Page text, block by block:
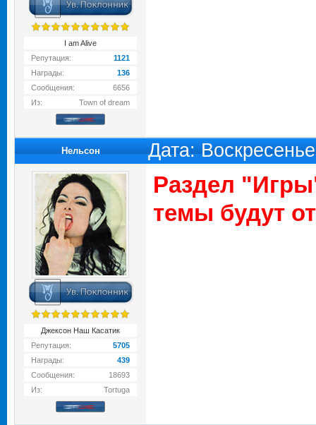
I am Alive
Репутация:
1121
Награды:
136
Сообщения:
6656
Из:
Town of dream
Нельсон Дата:
Джексон Наш Касатик
Репутация:
5705
Награды:
439
Сообщения:
18693
Из:
Tortuga
Раздел
темы будут